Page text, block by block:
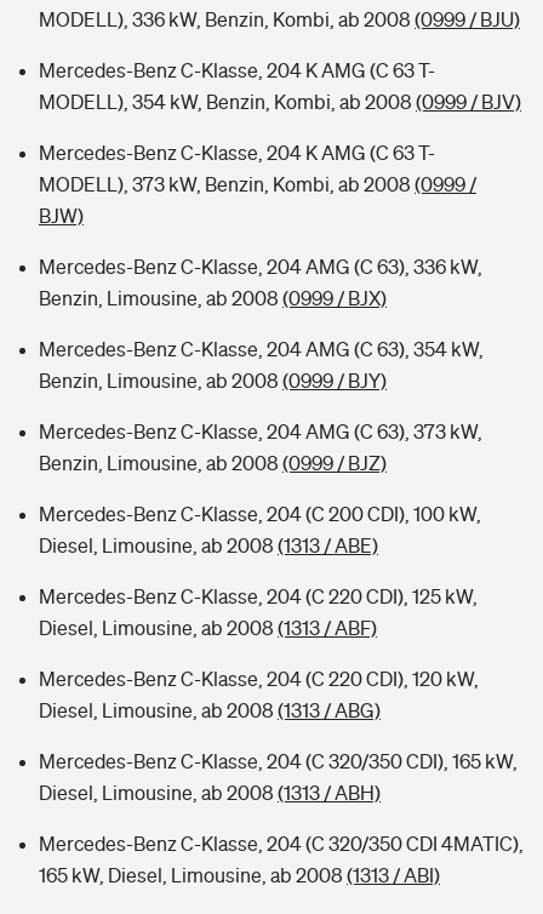
MODELL), 336 kW, Benzin, Kombi, ab 2008 (0999 / BJU)
Mercedes-Benz C-Klasse, 204 K AMG (C 63 T-
MODELL), 354 kW, Benzin, Kombi, ab 2008 (0999 / BJV)
Mercedes-Benz C-Klasse, 204 K AMG (C 63 T-
MODELL), 373 kW, Benzin, Kombi, ab 2008 (0999 /
BJW)
Mercedes-Benz C-Klasse, 204 AMG (C 63), 336 kW,
Benzin, Limousine, ab 2008 (0999 / BJX)
Mercedes-Benz C-Klasse, 204 AMG (C 63), 354 kW,
Benzin, Limousine, ab 2008 (0999 / BJY)
Mercedes-Benz C-Klasse, 204 AMG (C 63), 373 kW,
Benzin, Limousine, ab 2008 (0999 / BJZ)
Mercedes-Benz C-Klasse, 204 (C 200 CDI), 100 kW,
Diesel, Limousine, ab 2008 (1313 / ABE)
Mercedes-Benz C-Klasse, 204 (C 220 CDI), 125 kW,
Diesel, Limousine, ab 2008 (1313 / ABF)
Mercedes-Benz C-Klasse, 204 (C 220 CDI), 120 kW,
Diesel, Limousine, ab 2008 (1313 / ABG)
Mercedes-Benz C-Klasse, 204 (C 320/350 CDI), 165 kW,
Diesel, Limousine, ab 2008 (1313 / ABH)
Mercedes-Benz C-Klasse, 204 (C 320/350 CDI 4MATIC),
165 kW, Diesel, Limousine, ab 2008 (1313 / ABI)